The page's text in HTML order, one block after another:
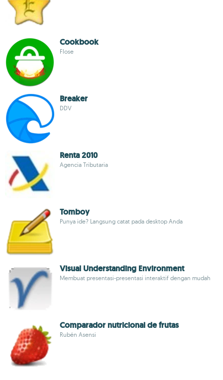
Cookbook
Flose
Breaker
DDV
Renta 2010
Agencia Tributaria
Tomboy
Punya ide? Langsung catat pada desktop Anda
Visual Understanding Environment
Membuat presentasi-presentasi interaktif dengan mudah
Comparador nutricional de frutas
Rubén Asensi